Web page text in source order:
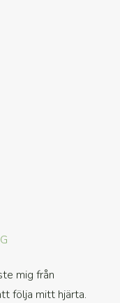
mig från
följa mitt hjärta.